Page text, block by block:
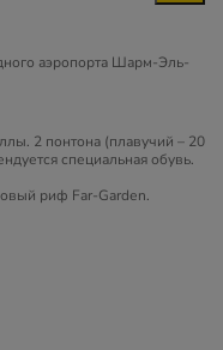
аэропорта Шарм-Эль-
2 понтона (плавучий – 20
специальная обувь.
риф Far-Gardеn.